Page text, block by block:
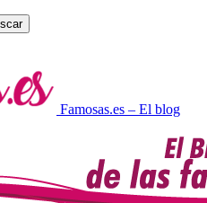
Famosas.es – El blog